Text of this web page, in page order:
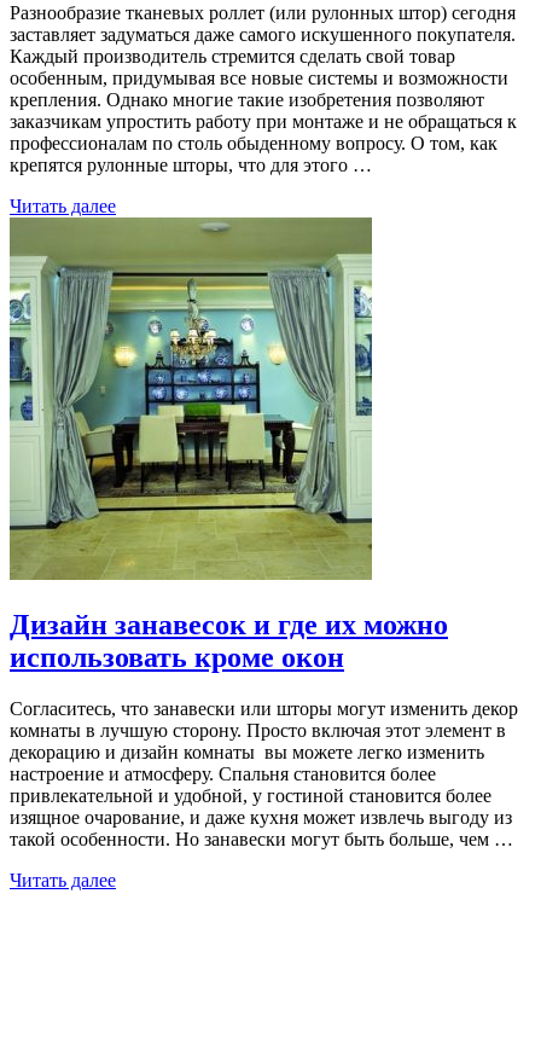
Разнообразие тканевых роллет (или рулонных штор) сегодня
заставляет задуматься даже самого искушенного покупателя.
Каждый производитель стремится сделать свой товар
особенным, придумывая все новые системы и возможности
крепления. Однако многие такие изобретения позволяют
заказчикам упростить работу при монтаже и не обращаться к
профессионалам по столь обыденному вопросу. О том, как
крепятся рулонные шторы, что для этого …
Читать далее
Дизайн занавесок и где их можно
использовать кроме окон
Согласитесь, что занавески или шторы могут изменить декор
комнаты в лучшую сторону. Просто включая этот элемент в
декорацию и дизайн комнаты вы можете легко изменить
настроение и атмосферу. Спальня становится более
привлекательной и удобной, у гостиной становится более
изящное очарование, и даже кухня может извлечь выгоду из
такой особенности. Но занавески могут быть больше, чем …
Читать далее